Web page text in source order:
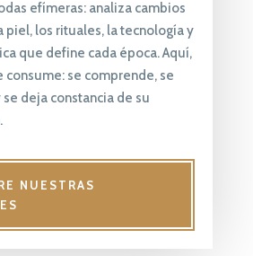
efímeras: analiza cambios
piel, los rituales, la tecnología y
que define cada época. Aquí,
consume: se comprende, se
deja constancia de su
NUESTRAS